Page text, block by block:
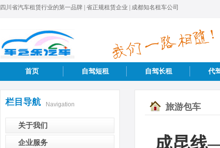
四川省汽车租赁行业的第一品牌 | 省正规租赁企业 | 成都知名租车公司
首页 自驾短租 自驾长租 代
栏目导航 Navigation
关于我们
企业服务
旅游包车
成昆线